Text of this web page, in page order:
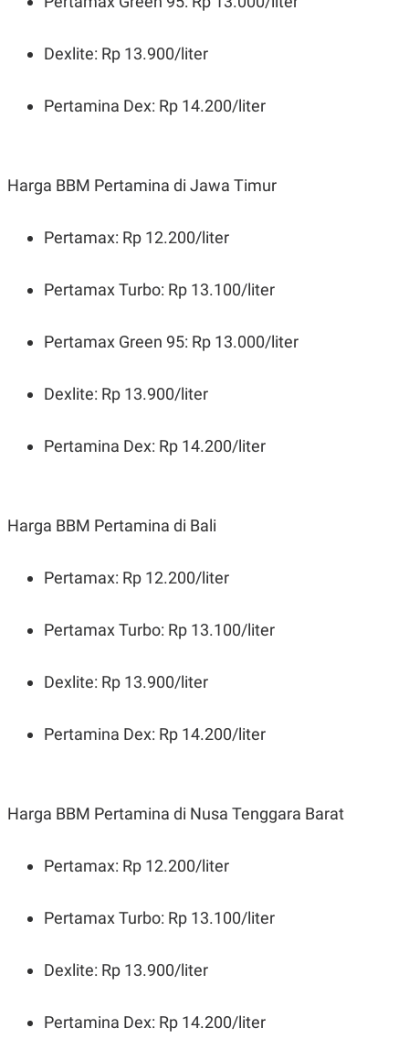
Dexlite: Rp 13.900/liter
Pertamina Dex: Rp 14.200/liter
Harga BBM Pertamina di Jawa Timur
Pertamax: Rp 12.200/liter
Pertamax Turbo: Rp 13.100/liter
Pertamax Green 95: Rp 13.000/liter
Dexlite: Rp 13.900/liter
Pertamina Dex: Rp 14.200/liter
Harga BBM Pertamina di Bali
Pertamax: Rp 12.200/liter
Pertamax Turbo: Rp 13.100/liter
Dexlite: Rp 13.900/liter
Pertamina Dex: Rp 14.200/liter
Harga BBM Pertamina di Nusa Tenggara Barat
Pertamax: Rp 12.200/liter
Pertamax Turbo: Rp 13.100/liter
Dexlite: Rp 13.900/liter
Pertamina Dex: Rp 14.200/liter